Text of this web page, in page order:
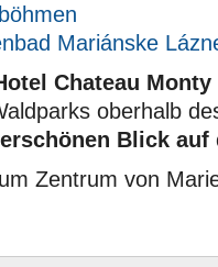
Mariánske
Chateau Monty
oberhalb
Blick auf
Zentrum von